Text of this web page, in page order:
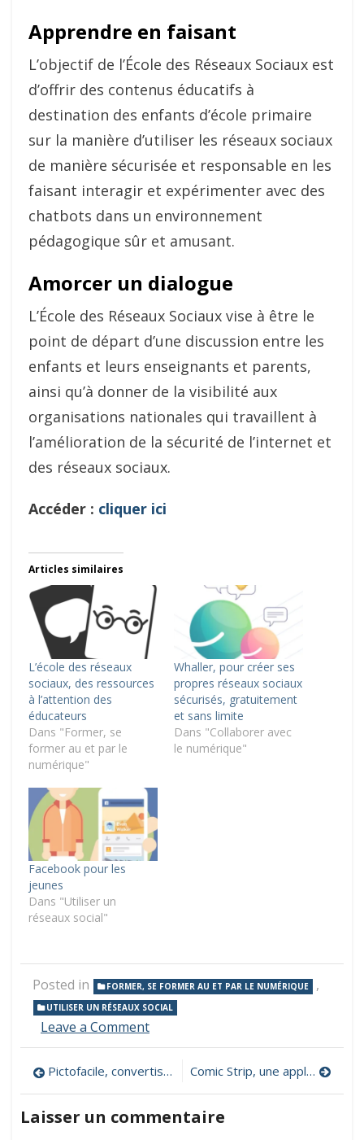
Apprendre en faisant
L’objectif de l’École des Réseaux Sociaux est
d’offrir des contenus éducatifs à
destination des enfants d’école primaire
sur la manière d’utiliser les réseaux sociaux
de manière sécurisée et responsable en les
faisant interagir et expérimenter avec des
chatbots dans un environnement
pédagogique sûr et amusant.
Amorcer un dialogue
L’École des Réseaux Sociaux vise à être le
point de départ d’une discussion entre les
enfants et leurs enseignants et parents,
ainsi qu’à donner de la visibilité aux
organisations nationales qui travaillent à
l’amélioration de la sécurité de l’internet et
des réseaux sociaux.
Accéder : cliquer ici
Articles similaires
L’école des réseaux
sociaux, des ressources
à l’attention des
éducateurs
Dans "Former, se
former au et par le
numérique"
Whaller, pour créer ses
propres réseaux sociaux
sécurisés, gratuitement
et sans limite
Dans "Collaborer avec
le numérique"
Facebook pour les
jeunes
Dans "Utiliser un
réseaux social"
Posted in FORMER, SE FORMER AU ET PAR LE NUMÉRIQUE ,
UTILISER UN RÉSEAUX SOCIAL
Leave a Commenton
L’école
réseaux
sociaux
Navigation
de
l’article
Pictofacile, convertissez des phrases en pictogrammes Comic Strip, une application en ligne pour créer des BD
Laisser un commentaire